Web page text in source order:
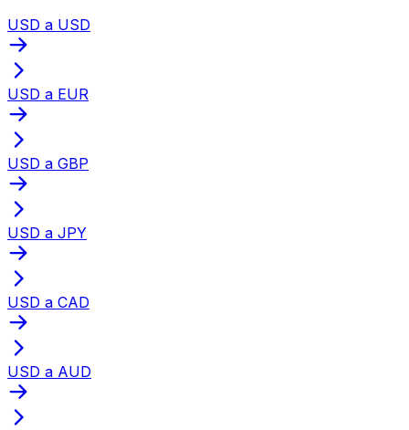
USD a USD
USD a EUR
USD a GBP
USD a JPY
USD a CAD
USD a AUD